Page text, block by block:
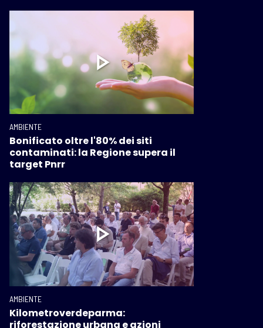
AMBIENTE
Bonificato oltre l'80% dei siti
contaminati: la Regione supera il
target Pnrr
AMBIENTE
Kilometroverdeparma:
riforestazione urbana e azioni